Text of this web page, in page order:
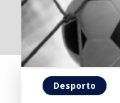
Desporto